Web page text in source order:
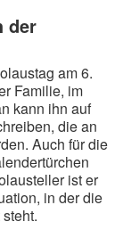
der
am 6.
Familie, im
kann ihn auf
die an
Auch für die
ist er
in der die